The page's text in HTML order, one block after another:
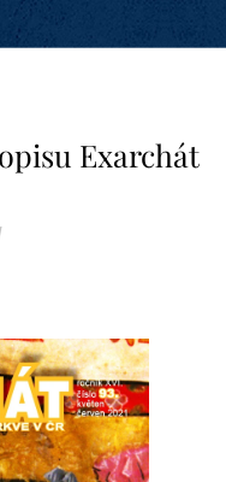
Exarchát